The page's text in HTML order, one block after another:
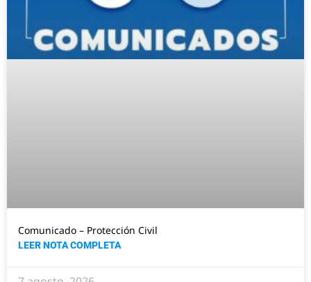
Comunicado – Protección Civil
LEER NOTA COMPLETA